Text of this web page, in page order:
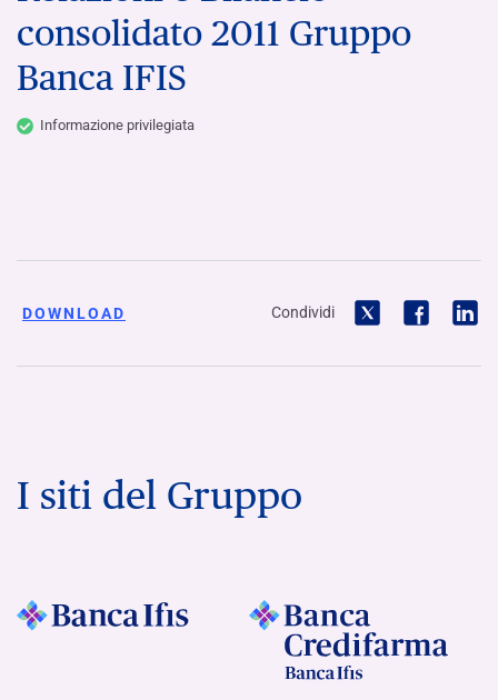
consolidato 2011 Gruppo
Banca IFIS
Informazione privilegiata
DOWNLOAD Condividi
I siti del Gruppo